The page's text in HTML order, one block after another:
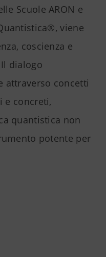
Scuole ARON e
viene
coscienza e
dialogo
attraverso concetti
e concreti,
quantistica non
potente per